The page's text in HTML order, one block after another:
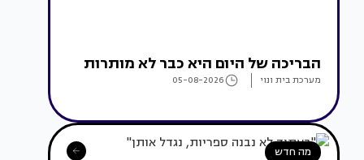
הבריכה של היום היא כבר לא מותרות
מערכת בית ונוי 05-08-2026
מה חדש